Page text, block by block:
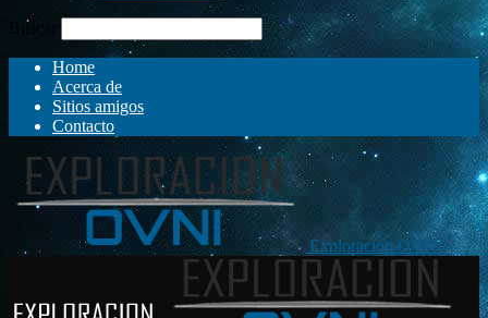
Buscar
Home
Acerca de
Sitios amigos
Contacto
Exploración OVNI